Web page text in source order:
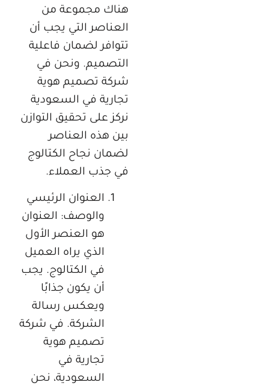
هناك مجموعة من
العناصر التي يجب أن
تتوافر لضمان فاعلية
التصميم. ونحن في
شركة تصميم هوية
تجارية في السعودية
نركز على تحقيق التوازن
بين هذه العناصر
لضمان نجاح الكتالوج
في جذب العملاء.
العنوان الرئيسي
والوصف: العنوان
هو العنصر الأول
الذي يراه العميل
في الكتالوج. يجب
أن يكون جذابًا
ويعكس رسالة
الشركة. في شركة
تصميم هوية
تجارية في
السعودية، نحن